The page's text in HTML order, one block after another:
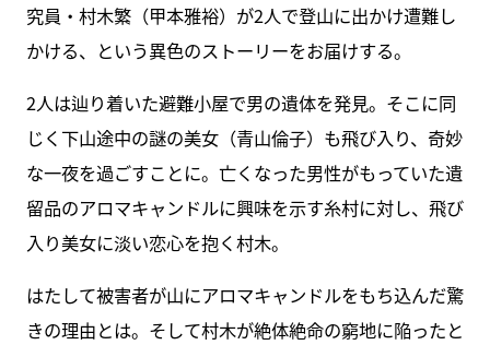
究員・村木繁（甲本雅裕）が2人で登山に出かけ遭難し
かける、という異色のストーリーをお届けする。
2人は辿り着いた避難小屋で男の遺体を発見。そこに同
じく下山途中の謎の美女（青山倫子）も飛び入り、奇妙
な一夜を過ごすことに。亡くなった男性がもっていた遺
留品のアロマキャンドルに興味を示す糸村に対し、飛び
入り美女に淡い恋心を抱く村木。
はたして被害者が山にアロマキャンドルをもち込んだ驚
きの理由とは。そして村木が絶体絶命の窮地に陥ったと